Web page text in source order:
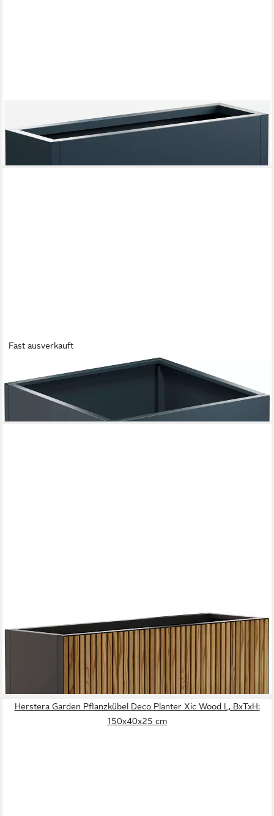
Pflanzkübel Cube, BxTxH: 80x25x25 cm
95,97 €
Fast ausverkauft
HERSTERA GARDEN
Pflanzkübel Cube, BxTxH: 100x100x50 cm
269,48 €
lieferbar - in 2-3 Werktagen bei dir
HERSTERA GARDEN
Pflanzkübel Deco Planter Divider L, BxTxH: 120x40x80 cm
599,00 €
lieferbar - in 2-3 Werktagen bei dir
Herstera Garden Pflanzkübel Deco Planter Xic Wood L, BxTxH:
150x40x25 cm